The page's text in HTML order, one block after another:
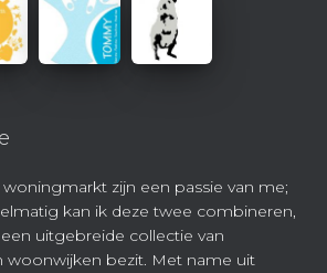
zijn een passie van me;
kan ik deze twee combineren,
uitgebreide collectie van
bezit. Met name uit